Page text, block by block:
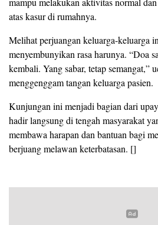
atas kasur di rumahnya.
Melihat perjuangan keluarga-keluarga
menyembunyikan rasa harunya. “Doa
kembali. Yang sabar, tetap semangat,”
menggenggam tangan keluarga pasien.
Kunjungan ini menjadi bagian dari
hadir langsung di tengah masyarakat
membawa harapan dan bantuan bagi
berjuang melawan keterbatasan. []